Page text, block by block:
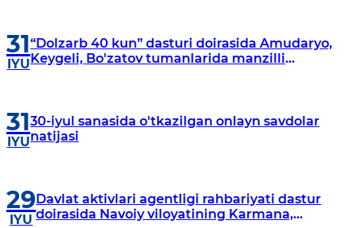
31
IYU
“Dolzarb 40 kun” dasturi doirasida Amudaryo,
Keygeli, Bo'zatov tumanlarida manzilli
31
IYU
30-iyul sanasida o'tkazilgan onlayn savdolar
natijasi
29
IYU
Davlat aktivlari agentligi rahbariyati dastur
doirasida Navoiy viloyatining Karmana,